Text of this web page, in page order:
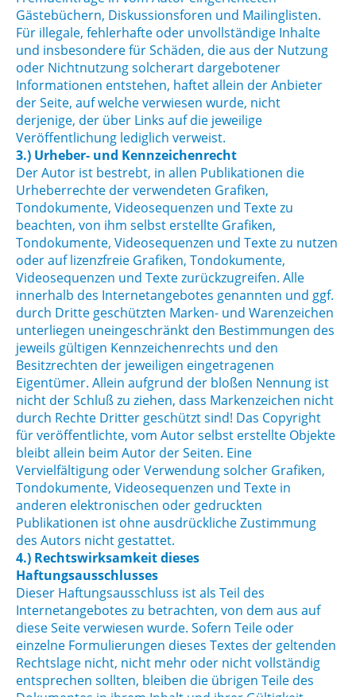
Gästebüchern, Diskussionsforen und Mailinglisten.
Für illegale, fehlerhafte oder unvollständige Inhalte
und insbesondere für Schäden, die aus der Nutzung
oder Nichtnutzung solcherart dargebotener
Informationen entstehen, haftet allein der Anbieter
der Seite, auf welche verwiesen wurde, nicht
derjenige, der über Links auf die jeweilige
Veröffentlichung lediglich verweist.
3.) Urheber- und Kennzeichenrecht
Der Autor ist bestrebt, in allen Publikationen die
Urheberrechte der verwendeten Grafiken,
Tondokumente, Videosequenzen und Texte zu
beachten, von ihm selbst erstellte Grafiken,
Tondokumente, Videosequenzen und Texte zu nutzen
oder auf lizenzfreie Grafiken, Tondokumente,
Videosequenzen und Texte zurückzugreifen. Alle
innerhalb des Internetangebotes genannten und ggf.
durch Dritte geschützten Marken- und Warenzeichen
unterliegen uneingeschränkt den Bestimmungen des
jeweils gültigen Kennzeichenrechts und den
Besitzrechten der jeweiligen eingetragenen
Eigentümer. Allein aufgrund der bloßen Nennung ist
nicht der Schluß zu ziehen, dass Markenzeichen nicht
durch Rechte Dritter geschützt sind! Das Copyright
für veröffentlichte, vom Autor selbst erstellte Objekte
bleibt allein beim Autor der Seiten. Eine
Vervielfältigung oder Verwendung solcher Grafiken,
Tondokumente, Videosequenzen und Texte in
anderen elektronischen oder gedruckten
Publikationen ist ohne ausdrückliche Zustimmung
des Autors nicht gestattet.
4.) Rechtswirksamkeit dieses
Haftungsausschlusses
Dieser Haftungsausschluss ist als Teil des
Internetangebotes zu betrachten, von dem aus auf
diese Seite verwiesen wurde. Sofern Teile oder
einzelne Formulierungen dieses Textes der geltenden
Rechtslage nicht, nicht mehr oder nicht vollständig
entsprechen sollten, bleiben die übrigen Teile des